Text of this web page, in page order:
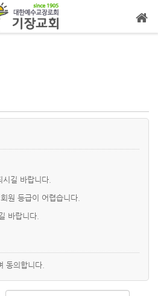
길 바랍니다.
원 등급이 어렵습니다.
바랍니다.
동의합니다.